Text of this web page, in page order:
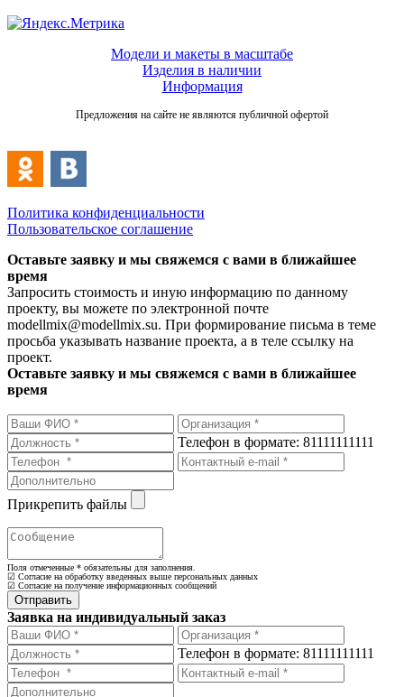
Модели и макеты в масштабе
Изделия в наличии
Информация
Предложения на сайте не являются публичной офертой
Политика конфиденциальности
Пользовательское соглашение
Оставьте заявку и мы свяжемся с вами в ближайшее
время
Запросить стоимость и иную информацию по данному
проекту, вы можете по электронной почте
modellmix@modellmix.su. При формирование письма в теме
просьба указывать название проекта, а в теле ссылку на
проект.
Оставьте заявку и мы свяжемся с вами в ближайшее
время
Телефон в формате: 81111111111
Прикрепить файлы
Поля отмеченные * обязательны для заполнения.
☑ Согласие на обработку введенных выше персональных данных
☑ Согласие на получение информационных сообщений
Заявка на индивидуальный заказ
Телефон в формате: 81111111111